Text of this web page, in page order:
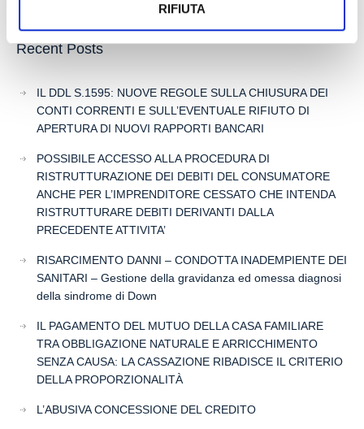
RIFIUTA
Recent Posts
IL DDL S.1595: NUOVE REGOLE SULLA CHIUSURA DEI
CONTI CORRENTI E SULL’EVENTUALE RIFIUTO DI
APERTURA DI NUOVI RAPPORTI BANCARI
POSSIBILE ACCESSO ALLA PROCEDURA DI
RISTRUTTURAZIONE DEI DEBITI DEL CONSUMATORE
ANCHE PER L’IMPRENDITORE CESSATO CHE INTENDA
RISTRUTTURARE DEBITI DERIVANTI DALLA
PRECEDENTE ATTIVITA’
RISARCIMENTO DANNI – CONDOTTA INADEMPIENTE DEI
SANITARI – Gestione della gravidanza ed omessa diagnosi
della sindrome di Down
IL PAGAMENTO DEL MUTUO DELLA CASA FAMILIARE
TRA OBBLIGAZIONE NATURALE E ARRICCHIMENTO
SENZA CAUSA: LA CASSAZIONE RIBADISCE IL CRITERIO
DELLA PROPORZIONALITÀ
L’ABUSIVA CONCESSIONE DEL CREDITO